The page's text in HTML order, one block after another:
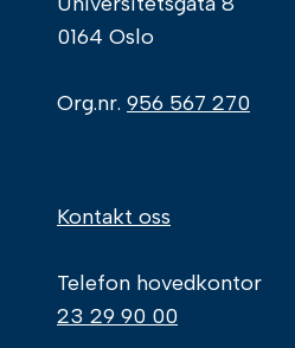
0164 Oslo
Org.nr. 956 567 270
Kontakt oss
Telefon hovedkontor
23 29 90 00